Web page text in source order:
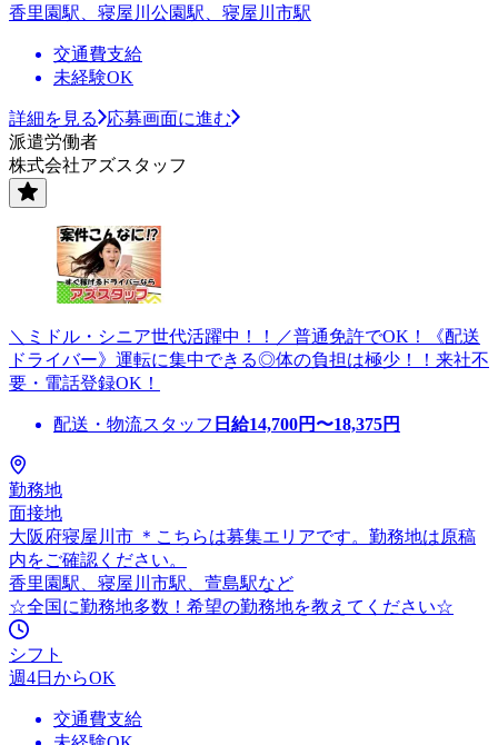
香里園駅、寝屋川公園駅、寝屋川市駅
交通費支給
未経験OK
詳細を見る
応募画面に進む
派遣労働者
株式会社アズスタッフ
＼ミドル・シニア世代活躍中！！／普通免許でOK！《配送
ドライバー》運転に集中できる◎体の負担は極少！！来社不
要・電話登録OK！
配送・物流スタッフ 日給14,700円〜18,375円
勤務地
面接地
大阪府寝屋川市 ＊こちらは募集エリアです。勤務地は原稿
内をご確認ください。
香里園駅、寝屋川市駅、萱島駅など
☆全国に勤務地多数！希望の勤務地を教えてください☆
シフト
週4日からOK
交通費支給